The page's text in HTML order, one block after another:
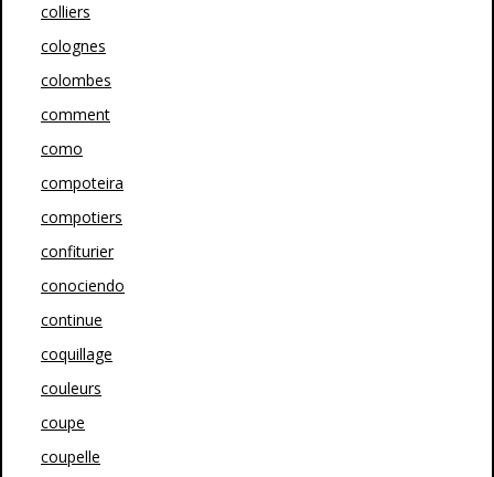
colliers
colognes
colombes
comment
como
compoteira
compotiers
confiturier
conociendo
continue
coquillage
couleurs
coupe
coupelle